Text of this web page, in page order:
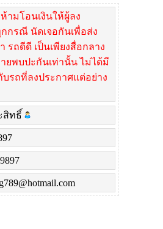
ห้ามโอนเงินให้ผู้ลง
กรณี นัดเจอกันเพื่อส่ง
รถดีดี เป็นเพียงสื่อกลาง
ยพบปะกันเท่านั้น ไม่ได้มี
บรถที่ลงประกาศแต่อย่าง
สิทธิ์